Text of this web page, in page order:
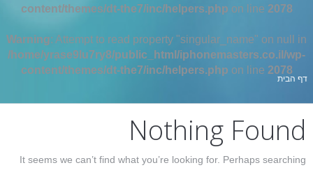
content/themes/dt-the7/inc/helpers.php on line 2078
Warning: Attempt to read property "singular_name" on null in
/home/yrase9lu7ry8/public_html/iphonemasters.co.il/wp-
content/themes/dt-the7/inc/helpers.php on line 2078
אתה כאן:
דף הבית
Nothing Found
It seems we can’t find what you’re looking for. Perhaps searching